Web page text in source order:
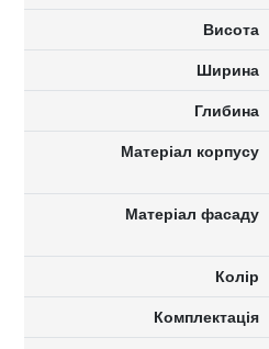
Висота
Ширина
Глибина
Матеріал корпусу
Матеріал фасаду
Колір
Комплектація